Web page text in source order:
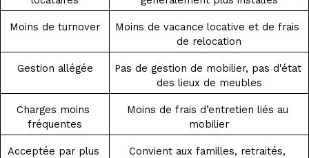
Moins de turnover
Moins de vacance locative et de frais
de relocation
Gestion allégée
Pas de gestion de mobilier, pas d'état
des lieux de meubles
Charges moins
fréquentes
Moins de frais d’entretien liés au
mobilier
Acceptée par plus
Convient aux familles, retraités,